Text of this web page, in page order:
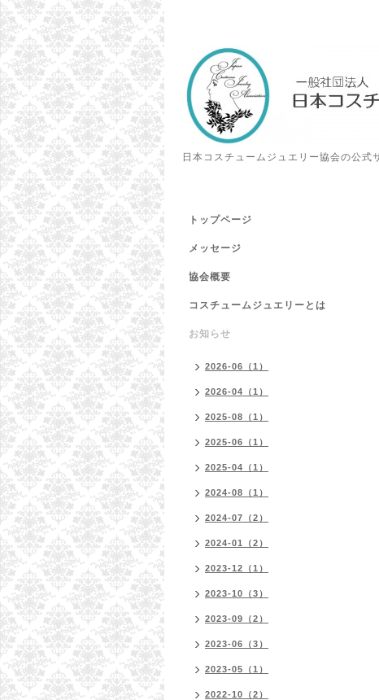
日本コスチュームジュエリー協会の公式
トップページ
メッセージ
協会概要
コスチュームジュエリーとは
お知らせ
2026-06（1）
2026-04（1）
2025-08（1）
2025-06（1）
2025-04（1）
2024-08（1）
2024-07（2）
2024-01（2）
2023-12（1）
2023-10（3）
2023-09（2）
2023-06（3）
2023-05（1）
2022-10（2）